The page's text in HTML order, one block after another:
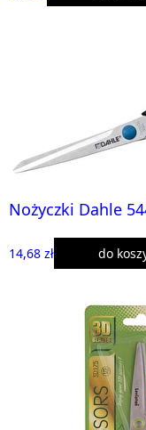
Nożyczki Dahle
14,68 zł do